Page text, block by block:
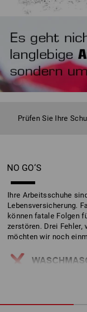
Prüfen Sie Ihre
NO GO‘S
Ihre Arbeitsschuhe
Lebensversicherung.
können fatale Folgen
zerstören. Drei Fehler,
möchten wir noch